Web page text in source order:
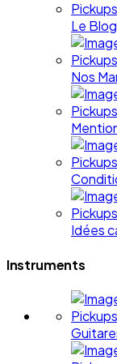
Le Blog
Nos
Idées
Instruments